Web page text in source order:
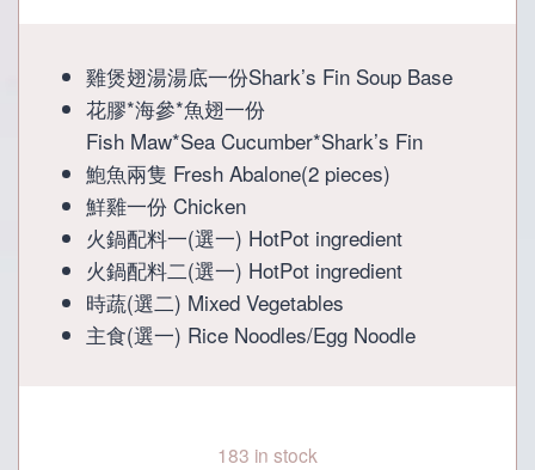
was:
P838.
is:
P499.
雞煲翅湯湯底一份Shark’s Fin Soup Base
花膠*海參*魚翅一份
Fish Maw*Sea Cucumber*Shark’s Fin
鮑魚兩隻 Fresh Abalone(2 pieces)
鮮雞一份 Chicken
火鍋配料一(選一) HotPot ingredient
火鍋配料二(選一) HotPot ingredient
時蔬(選二) Mixed Vegetables
主食(選一) Rice Noodles/Egg Noodle
183 in stock